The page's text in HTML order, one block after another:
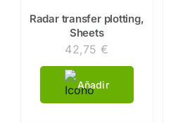
Radar transfer plotting,
Sheets
42,75 €
Añadir